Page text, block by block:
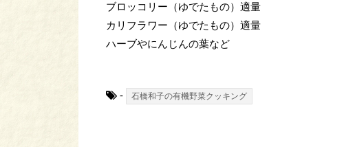
ブロッコリー（ゆでたもの）適量
カリフラワー（ゆでたもの）適量
ハーブやにんじんの葉など
- 石橋和子の有機野菜クッキング